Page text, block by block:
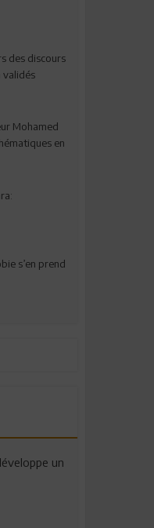
des discours
validés
Mohamed
en
s’en prend
un